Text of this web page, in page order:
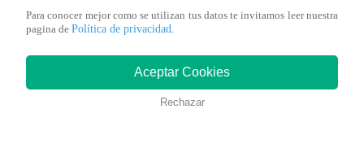
honor a la cultura deArgentina.Laura, Mr. Peet,
llegar a la temida noche de sentencia.
Nelly Rossinelli, Giacomo Bocchio
primer plato. Peláez presentó a ‘
Para conocer mejor como se utilizan tus datos te invitamos leer nuestra
pagina de Política de privacidad
Aceptar Cookies
Rechazar